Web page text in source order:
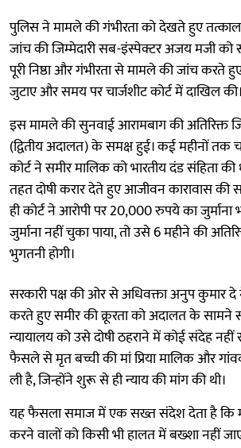
पुलिस ने मामले की गंभीरता को देखते हुए
जांच की जिम्मेदारी सब-इंस्पेक्टर अजय मजी को
पूरी निष्ठा और गंभीरता से मामले की जांच करते
जुटाए और समय पर चार्जशीट कोर्ट में दाखिल की।
इस मामले की सुनवाई आरामबाग की अतिरिक्त
(द्वितीय अदालत) के समक्ष हुई। कई महीनों
कोर्ट ने समीर मालिक को भारतीय दंड संहिता
तहत दोषी करार देते हुए आजीवन कारावास
ही कोर्ट ने आरोपी पर 20,000 रुपये का जुर्माना
जुर्माना नहीं चुका पाया, तो उसे 6 महीने की
भुगतनी होगी।
सरकारी पक्ष की ओर से अधिवक्ता अनुप कुमार
करते हुए समीर की क्रूरता को अदालत के सामने
न्यायालय को उसे दोषी ठहराने में कोई संदेह नहीं
फैसले से मृत बच्ची की मां प्रिया मालिक और
ली है, जिन्होंने शुरू से ही न्याय की मांग की थी।
यह फैसला समाज में एक सख्त संदेश देता है कि
करने वालों को किसी भी हालत में बख्शा नहीं